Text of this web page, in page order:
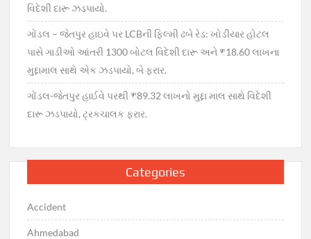
વિદેશી દારૂ ઝડપાયો.
ગોંડલ – જેતપુર હાઇવે પર LCBની ફિલ્મી ઢબે રેડ: ખોડીયાર હોટલ
પાસે ગાડીઓ આંતરી 1300 બોટલ વિદેશી દારૂ અને ₹18.60 લાખના
મુદ્દામાલ સાથે એક ઝડપાયો, બે ફરાર.
ગોંડલ-જેતપુર હાઈવે પરથી ₹89.32 લાખનો મુદ્દા માલ સાથે વિદેશી
દારૂ ઝડપાયો, ટ્રકચાલક ફરાર.
Categories
Accident
Ahmedabad